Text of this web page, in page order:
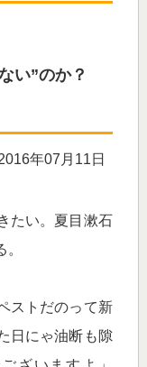
い”のか？
年07月11日
たい。夏目漱石
ストだのって新
日にゃ油断も隙